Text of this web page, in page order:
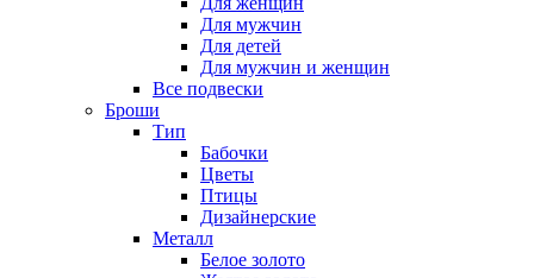
Для мужчин
Для детей
Для мужчин и женщин
Все подвески
Броши
Тип
Бабочки
Цветы
Птицы
Дизайнерские
Металл
Белое золото